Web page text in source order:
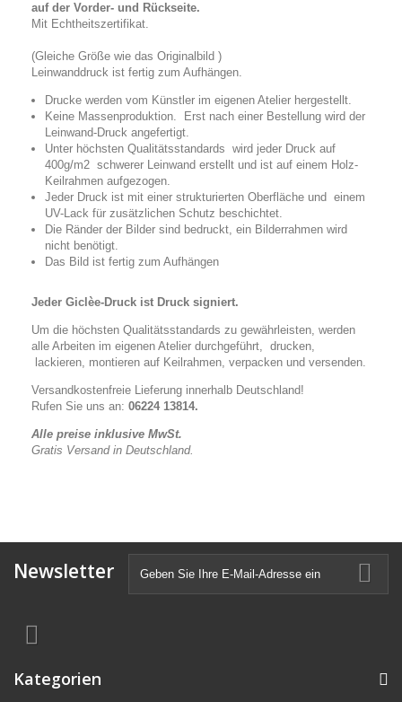
auf der Vorder- und Rückseite.
Mit Echtheitszertifikat.
(Gleiche Größe wie das Originalbild )
Leinwanddruck ist fertig zum Aufhängen.
Drucke werden vom Künstler im eigenen Atelier hergestellt.
Keine Massenproduktion. Erst nach einer Bestellung wird der
Leinwand-Druck angefertigt.
Unter höchsten Qualitätsstandards wird jeder Druck auf
400g/m2 schwerer Leinwand erstellt und ist auf einem Holz-
Keilrahmen aufgezogen.
Jeder Druck ist mit einer strukturierten Oberfläche und einem
UV-Lack für zusätzlichen Schutz beschichtet.
Die Ränder der Bilder sind bedruckt, ein Bilderrahmen wird
nicht benötigt.
Das Bild ist fertig zum Aufhängen
Jeder Giclèe-Druck ist Druck signiert.
Um die höchsten Qualitätsstandards zu gewährleisten, werden
alle Arbeiten im eigenen Atelier durchgeführt, drucken,
lackieren, montieren auf Keilrahmen, verpacken und versenden.
Versandkostenfreie Lieferung innerhalb Deutschland!
Rufen Sie uns an: 06224 13814.
Alle preise inklusive MwSt.
Gratis Versand in Deutschland.
Newsletter
Kategorien